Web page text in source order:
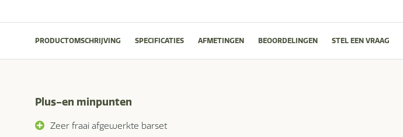
PRODUCTOMSCHRIJVING SPECIFICATIES AFMETINGEN BEOORDELINGEN STEL EEN VRAAG
Plus-en minpunten
Zeer fraai afgewerkte barset